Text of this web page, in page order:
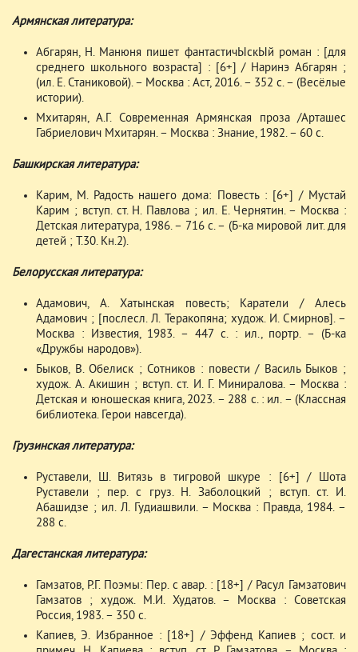
Армянская литература:
Абгарян, Н. Манюня пишет фантастичЫскЫй роман : [для
среднего школьного возраста] : [6+] / Наринэ Абгарян ;
(ил. Е. Станиковой). – Москва : Аст, 2016. – 352 с. – (Весёлые
истории).
Мхитарян, А.Г. Современная Армянская проза /Арташес
Габриелович Мхитарян. – Москва : Знание, 1982. – 60 с.
Башкирская литература:
Карим, М. Радость нашего дома: Повесть : [6+] / Мустай
Карим ; вступ. ст. Н. Павлова ; ил. Е. Чернятин. – Москва :
Детская литература, 1986. – 716 с. – (Б-ка мировой лит. для
детей ; Т.30. Кн.2).
Белорусская литература:
Адамович, А. Хатынская повесть; Каратели / Алесь
Адамович ; [послесл. Л. Теракопяна; худож. И. Смирнов]. –
Москва : Известия, 1983. – 447 с. : ил., портр. – (Б-ка
«Дружбы народов»).
Быков, В. Обелиск ; Сотников : повести / Василь Быков ;
худож. А. Акишин ; вступ. ст. И. Г. Миниралова. – Москва :
Детская и юношеская книга, 2023. – 288 с. : ил. – (Классная
библиотека. Герои навсегда).
Грузинская литература:
Руставели, Ш. Витязь в тигровой шкуре : [6+] / Шота
Руставели ; пер. с груз. Н. Заболоцкий ; вступ. ст. И.
Абашидзе ; ил. Л. Гудиашвили. – Москва : Правда, 1984. –
288 с.
Дагестанская литература:
Гамзатов, Р.Г. Поэмы: Пер. с авар. : [18+] / Расул Гамзатович
Гамзатов ; худож. М.И. Худатов. – Москва : Советская
Россия, 1983. – 350 с.
Капиев, Э. Избранное : [18+] / Эффенд Капиев ; сост. и